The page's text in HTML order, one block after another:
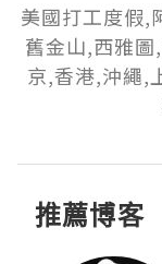
美國打工度假,
舊金山,西雅
京,香港,沖繩,
推薦博客